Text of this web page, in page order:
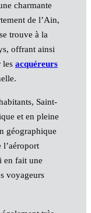
charmante
de l’Ain,
trouve à la
offrant ainsi
les acquéreurs
Saint-
et en pleine
géographique
en fait une
voyageurs